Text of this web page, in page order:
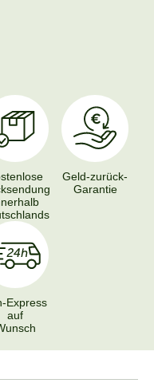
Geld-zurück-
Garantie
Express
auf